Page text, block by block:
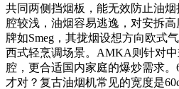
共同两侧挡烟板，能无效防止油
腔较浅，油烟容易逃逸，对安拆
牌如Smeg，其拢烟设想方向欧式
西式轻烹调场景。AMKA则针对
腔，更合适国内家庭的爆炒需求。
才对？复古油烟机常见的宽度是